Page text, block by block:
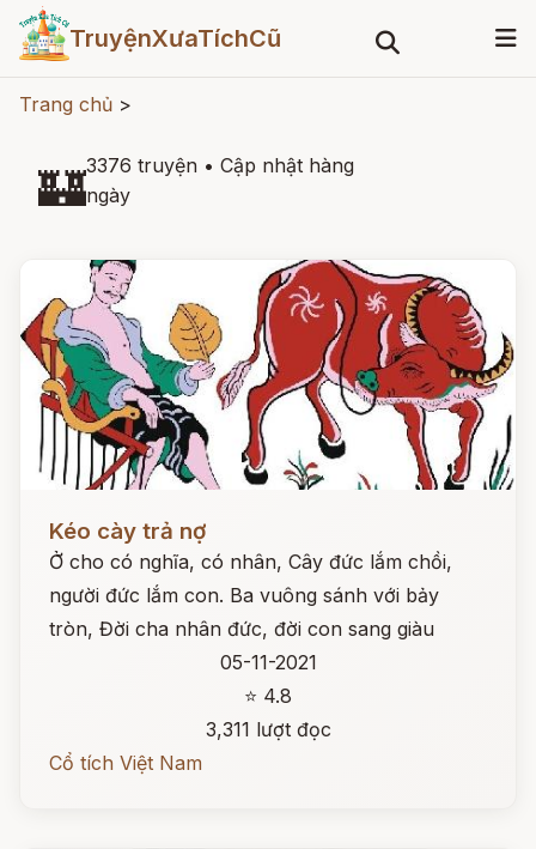
TruyệnXưaTíchCũ
Trang chủ >
🏰3376 truyện • Cập nhật hàng
ngày
Kéo cày trả nợ
Ở cho có nghĩa, có nhân, Cây đức lắm chồi,
người đức lắm con. Ba vuông sánh với bảy
tròn, Đời cha nhân đức, đời con sang giàu
05-11-2021
⭐ 4.8
3,311 lượt đọc
Cổ tích Việt Nam